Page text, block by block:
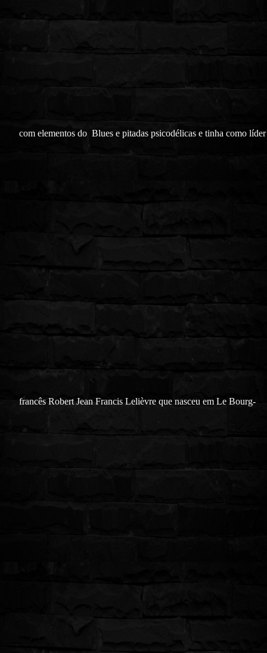
com elementos do Blues e pitadas psicodélicas e tinha como
francês Robert Jean Francis Lelièvre que nasceu em Le Bourg-